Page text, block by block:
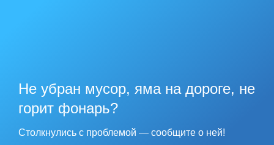
Не убран мусор, яма на дороге, не
горит фонарь?
Столкнулись с проблемой — сообщите о ней!